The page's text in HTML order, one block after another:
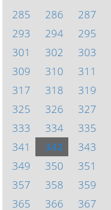
285
286 287
293
294 295
301
302 303
309
310 311
317
318 319
325
326 327
333
334 335
341
342 343
349
350 351
357
358 359
365
366 367